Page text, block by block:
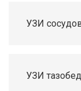
УЗИ
УЗИ